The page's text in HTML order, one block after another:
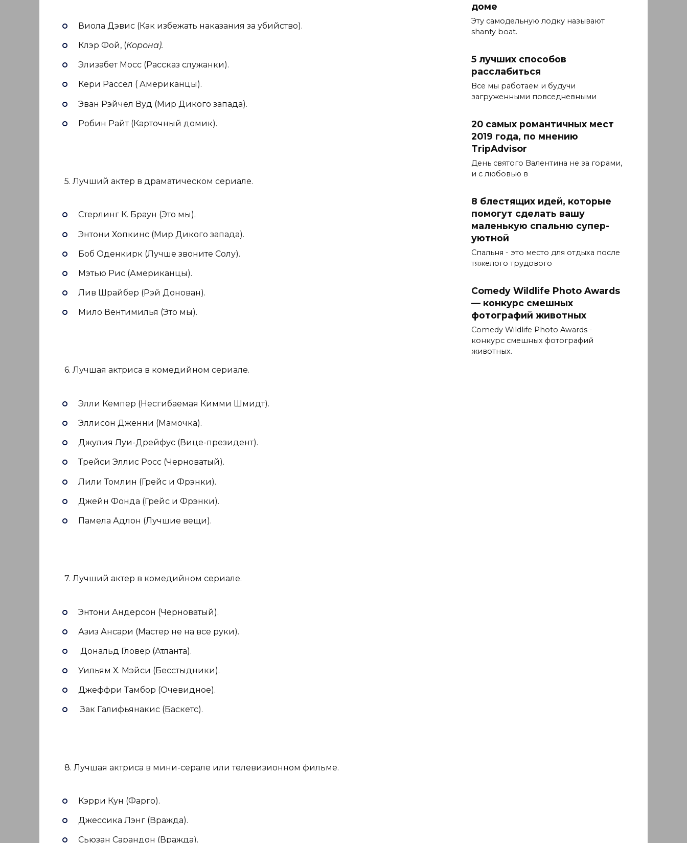
Виола Дэвис (Как избежать наказания за убийство).
Клэр Фой, (Корона).
Элизабет Мосс (Рассказ служанки).
Кери Рассел ( Американцы).
Эван Рэйчел Вуд (Мир Дикого запада).
Робин Райт (Карточный домик).
5. Лучший актер в драматическом сериале.
Стерлинг К. Браун (Это мы).
Энтони Хопкинс (Мир Дикого запада).
Боб Оденкирк (Лучше звоните Солу).
Мэтью Рис (Американцы).
Лив Шрайбер (Рэй Донован).
Мило Вентимилья (Это мы).
6. Лучшая актриса в комедийном сериале.
Элли Кемпер (Несгибаемая Кимми Шмидт).
Эллисон Дженни (Мамочка).
Джулия Луи-Дрейфус (Вице-президент).
Трейси Эллис Росс (Черноватый).
Лили Томлин (Грейс и Фрэнки).
Джейн Фонда (Грейс и Фрэнки).
Памела Адлон (Лучшие вещи).
7. Лучший актер в комедийном сериале.
Энтони Андерсон (Черноватый).
Азиз Ансари (Мастер не на все руки).
Дональд Гловер (Атланта).
Уильям Х. Мэйси (Бесстыдники).
Джеффри Тамбор (Очевидное).
Зак Галифьянакис (Баскетс).
8. Лучшая актриса в мини-серале или телевизионном фильме.
Кэрри Кун (Фарго).
Джессика Лэнг (Вражда).
Сьюзан Сарандон (Вражда).
доме
Эту самодельную лодку называют
shanty boat.
5 лучших способов
расслабиться
Все мы работаем и будучи
загруженными повседневными
20 самых романтичных мест
2019 года, по мнению
TripAdvisor
День святого Валентина не за горами,
и с любовью в
8 блестящих идей, которые
помогут сделать вашу
маленькую спальню супер-
уютной
Спальня - это место для отдыха после
тяжелого трудового
Comedy Wildlife Photo Awards
— конкурс смешных
фотографий животных
Comedy Wildlife Photo Awards -
конкурс смешных фотографий
животных.